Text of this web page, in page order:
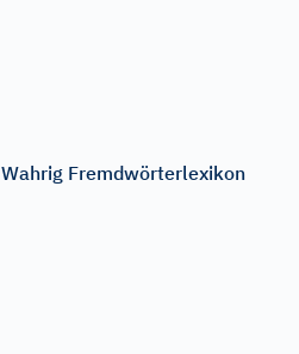
Fremdwörterlexikon